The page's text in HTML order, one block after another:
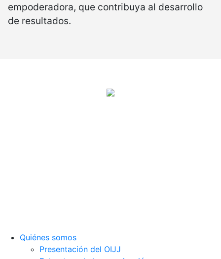
empoderadora, que contribuya al desarrollo
de resultados.
Quiénes somos
Presentación del OIJJ